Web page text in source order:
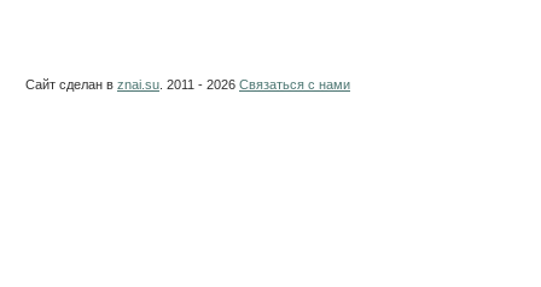
Сайт сделан в znai.su . 2011 - 2026 Связаться с нами